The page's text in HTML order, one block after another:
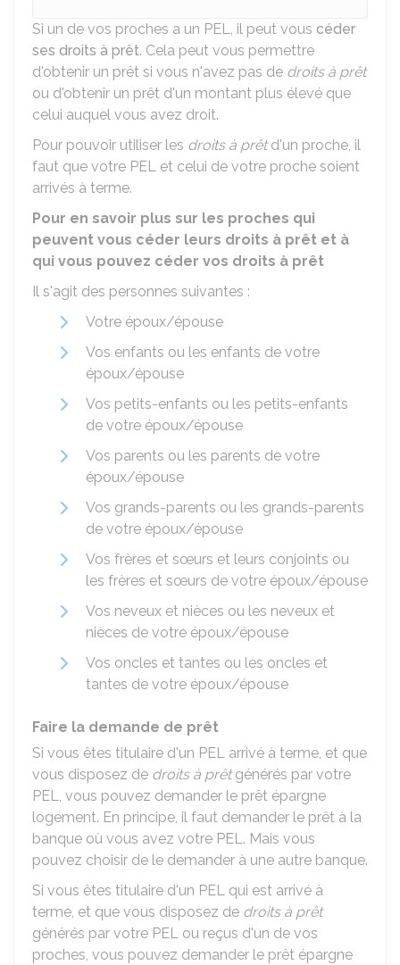
Si un de vos proches a un PEL, il peut vous céder
ses droits à prêt. Cela peut vous permettre
d'obtenir un prêt si vous n'avez pas de droits à prêt
ou d'obtenir un prêt d'un montant plus élevé que
celui auquel vous avez droit.
Pour pouvoir utiliser les droits à prêtd'un proche, il
faut que votre PEL et celui de votre proche soient
arrivés à terme.
Pour en savoir plus sur les proches qui
peuvent vous céder leurs droits à prêt et à
qui vous pouvez céder vos droits à prêt
Il s'agit des personnes suivantes :
Votre époux/épouse
Vos enfants ou les enfants de votre
époux/épouse
Vos petits-enfants ou les petits-enfants
de votre époux/épouse
Vos parents ou les parents de votre
époux/épouse
Vos grands-parents ou les grands-parents
de votre époux/épouse
Vos frères et sœurs et leurs conjoints ou
les frères et sœurs de votre époux/épouse
Vos neveux et nièces ou les neveux et
nièces de votre époux/épouse
Vos oncles et tantes ou les oncles et
tantes de votre époux/épouse
Faire la demande de prêt
Si vous êtes titulaire d'un PEL arrivé à terme, et que
vous disposez de droits à prêtgénérés par votre
PEL, vous pouvez demander le prêt épargne
logement. En principe, il faut demander le prêt à la
banque où vous avez votre PEL. Mais vous
pouvez choisir de le demander à une autre banque.
Si vous êtes titulaire d'un PEL qui est arrivé à
terme, et que vous disposez de droits à prêt
générés par votre PEL ou reçus d'un de vos
proches, vous pouvez demander le prêt épargne